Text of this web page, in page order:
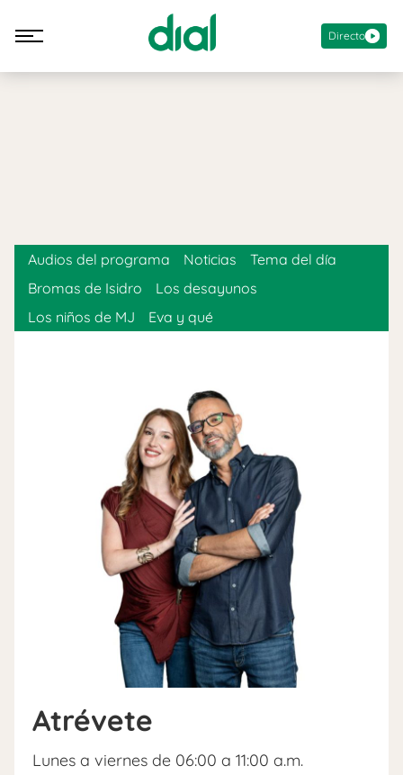
Directo
Atrévete
Lunes a viernes de 06:00 a 11:00 a.m.
Audios del programa Noticias
Tema del día
Bromas de Isidro
Los desayunos
Los niños de MJ
Eva y qué